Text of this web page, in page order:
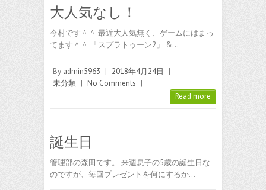
大人気なし！
今村です＾＾ 最近大人気無く、ゲームにはまっ
てます＾＾ 「スプラトゥーン2」 &…
By admin5963 | 2018年4月24日
|
未分類 | No Comments |
Read more
誕生日
管理部の森田です。 来週息子の5歳の誕生日な
のですが、毎回プレゼントを何にするか…